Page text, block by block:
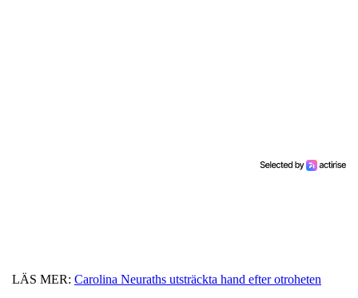
LÄS MER: Carolina Neuraths utsträckta hand efter otroheten